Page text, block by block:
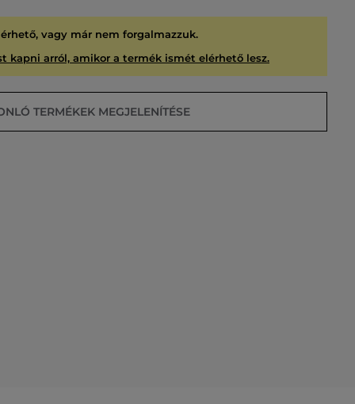
vagy már nem forgalmazzuk.
kapni arról, amikor a termék ismét elérhető lesz.
TERMÉKEK MEGJELENÍTÉSE